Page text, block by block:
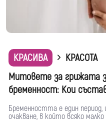
КРАСИВА
КРАСОТА
Митовете за грижата
бременност: Кои
Бременността е един
очакване, в който всяко